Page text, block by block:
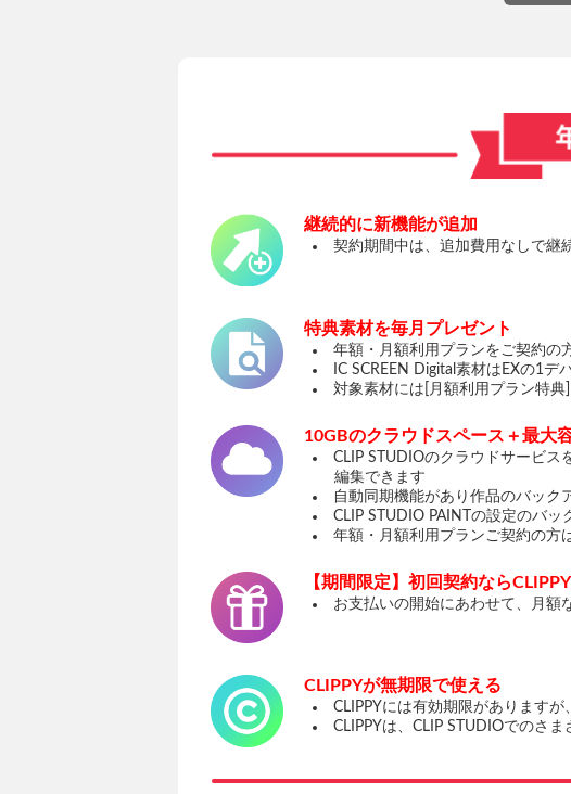
継続的に新機能が追加
契約期間中は、追加費用なしで継
特典素材を毎月プレゼント
年額・月額利用プランをご契約の
IC SCREEN Digital素材はEXの1
対象素材には[月額利用プラン特典
10GBのクラウドスペース＋最大
CLIP STUDIOのクラウドサービ
編集できます
自動同期機能があり作品のバック
CLIP STUDIO PAINTの設定のバッ
年額・月額利用プランご契約の方
【期間限定】初回契約なら
お支払いの開始にあわせて、月額
CLIPPYが無期限で使える
CLIPPYには有効期限があります
CLIPPYは、CLIP STUDIOでのさ